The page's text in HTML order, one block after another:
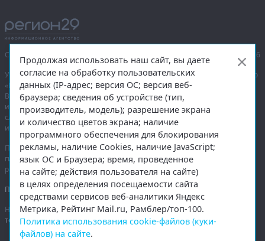
Сетевое издание «Информационное агентство Регион 29»,
© 2016–2026
Учредитель — общество с ограниченной ответственностью «Агентство
«Правда Севера».
Выписка из реестра зарегистрированных средств массовой
информации:ЭЛ № ФС 77-74226 от 09.11.2018 выдано Федеральной
службой по надзору в сфере связи, информационных технологий
и массовых коммуникаций (Роскомнадзор).
При полном или частичном использовании любых материалов
гиперссылка на region29.ruобязательна. Копирование материалов без
разрешения администрации сайта запрещено.
Правовая информация.
На информационном ресурсе применяютсярекомендательные
технологии.
Продолжая использовать наш сайт, вы даете
согласие на обработку пользовательских
данных (IP-адрес; версия ОС; версия веб-
браузера; сведения об устройстве (тип,
производитель, модель); разрешение экрана
и количество цветов экрана; наличие
программного обеспечения для блокирования
рекламы, наличие Cookies, наличие JavaScript;
язык ОС и Браузера; время, проведенное
на сайте; действия пользователя на сайте)
в целях определения посещаемости сайта
средствами сервисов веб-аналитики Яндекс
Метрика, Рейтинг Mail.ru, Рамблер/топ-100.
Политика использования cookie-файлов (куки-
файлов) на сайте.